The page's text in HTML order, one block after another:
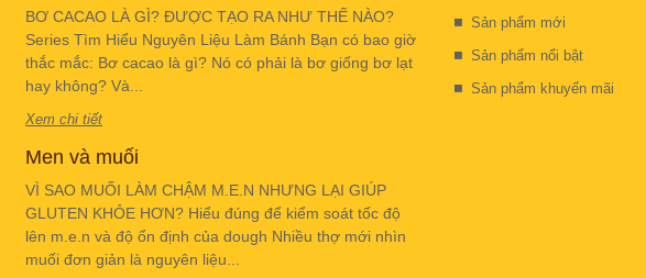
BƠ CACAO LÀ GÌ? ĐƯỢC TẠO RA NHƯ THẾ NÀO?
Series Tìm Hiểu Nguyên Liệu Làm Bánh Bạn có bao giờ
thắc mắc: Bơ cacao là gì? Nó có phải là bơ giống bơ lạt
hay không? Và...
Xem chi tiết
Men và muối
VÌ SAO MUỐI LÀM CHẬM M.E.N NHƯNG LẠI GIÚP
GLUTEN KHỎE HƠN? Hiểu đúng để kiểm soát tốc độ
lên m.e.n và độ ổn định của dough Nhiều thợ mới nhìn
muối đơn giản là nguyên liệu...
Sản phẩm mới
Sản phẩm nổi bật
Sản phẩm khuyến mãi